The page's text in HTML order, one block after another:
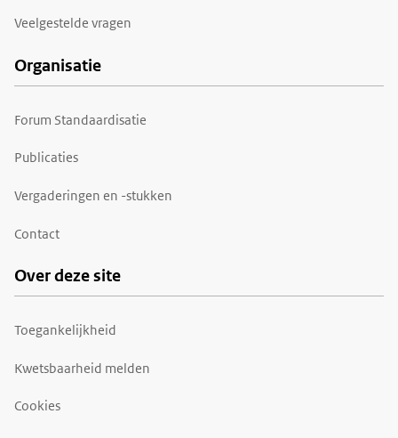
Veelgestelde vragen
Organisatie
Forum Standaardisatie
Publicaties
Vergaderingen en -stukken
Contact
Over deze site
Toegankelijkheid
Kwetsbaarheid melden
Cookies